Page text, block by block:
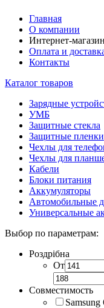
Главная
О компании
Интернет-магазин
Оплата и
Контакты
Каталог товаров
Зарядные
УМБ
Защитные стекла
Защитные пленки
Чехлы для
Чехлы для
Кабели
Блоки питания
Аккумуляторы
Автомобильные
Универсальные
Выбор по параметрам:
Роздрібна
От
Совместимость